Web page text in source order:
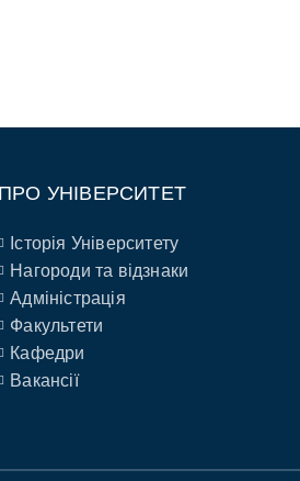
ПРО УНІВЕРСИТЕТ
Історія Університету
Нагороди та відзнаки
Адміністрація
Факультети
Кафедри
Вакансії